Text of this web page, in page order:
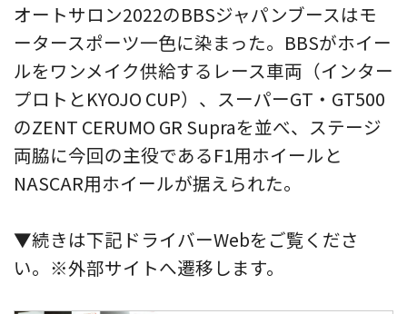
オートサロン2022のBBSジャパンブースはモ
ータースポーツ一色に染まった。BBSがホイー
ルをワンメイク供給するレース車両（インター
プロトとKYOJO CUP）、スーパーGT・GT500
のZENT CERUMO GR Supraを並べ、ステージ
両脇に今回の主役であるF1用ホイールと
NASCAR用ホイールが据えられた。
▼続きは下記ドライバーWebをご覧くださ
い。※外部サイトへ遷移します。